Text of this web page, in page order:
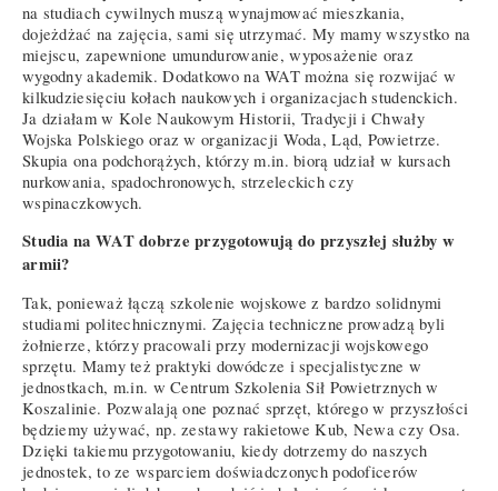
na studiach cywilnych muszą wynajmować mieszkania,
dojeżdżać na zajęcia, sami się utrzymać. My mamy wszystko na
miejscu, zapewnione umundurowanie, wyposażenie oraz
wygodny akademik. Dodatkowo na WAT można się rozwijać w
kilkudziesięciu kołach naukowych i organizacjach studenckich.
Ja działam w Kole Naukowym Historii, Tradycji i Chwały
Wojska Polskiego oraz w organizacji Woda, Ląd, Powietrze.
Skupia ona podchorążych, którzy m.in. biorą udział w kursach
nurkowania, spadochronowych, strzeleckich czy
wspinaczkowych.
Studia na WAT dobrze przygotowują do przyszłej służby w
armii?
Tak, ponieważ łączą szkolenie wojskowe z bardzo solidnymi
studiami politechnicznymi. Zajęcia techniczne prowadzą byli
żołnierze, którzy pracowali przy modernizacji wojskowego
sprzętu. Mamy też praktyki dowódcze i specjalistyczne w
jednostkach, m.in. w Centrum Szkolenia Sił Powietrznych w
Koszalinie. Pozwalają one poznać sprzęt, którego w przyszłości
będziemy używać, np. zestawy rakietowe Kub, Newa czy Osa.
Dzięki takiemu przygotowaniu, kiedy dotrzemy do naszych
jednostek, to ze wsparciem doświadczonych podoficerów